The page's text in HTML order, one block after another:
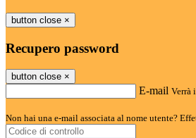
button close ×
Recupero password
button close ×
E-mail Verrà
Non hai una e-mail associata al nome utente?